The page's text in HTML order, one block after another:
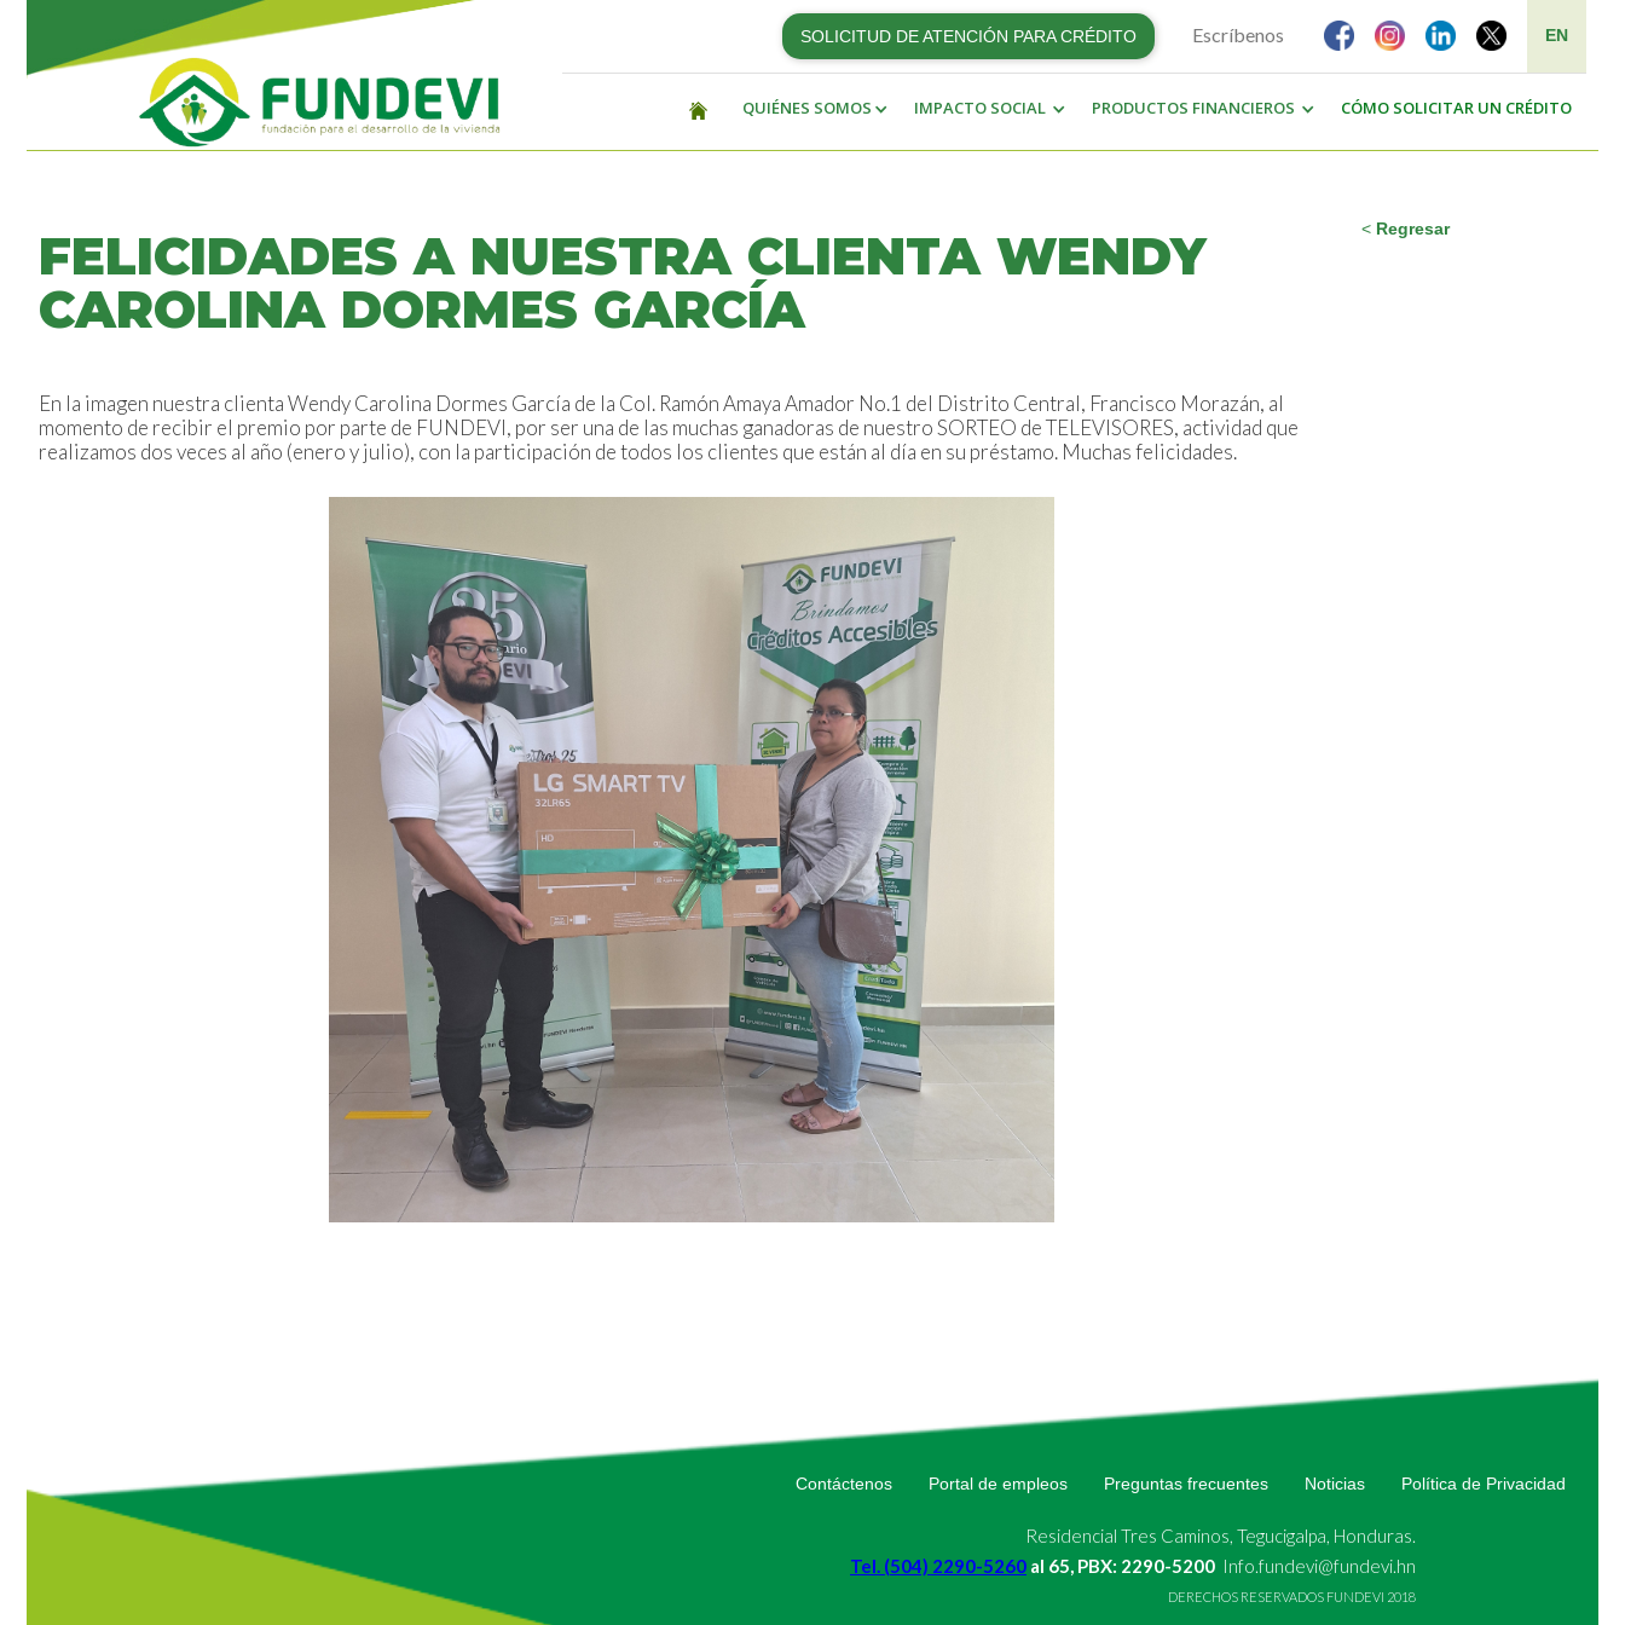
SOLICITUD DE ATENCIÓN PARA CRÉDITO Escríbenos EN
QUIÉNES SOMOS IMPACTO SOCIAL PRODUCTOS FINANCIEROS CÓMO SOLICITAR UN CRÉDITO
< Regresar
FELICIDADES A NUESTRA CLIENTA WENDY
CAROLINA DORMES GARCÍA
En la imagen nuestra clienta Wendy Carolina Dormes García de la Col. Ramón Amaya Amador No.1 del Distrito Central, Francisco Morazán, al
momento de recibir el premio por parte de FUNDEVI, por ser una de las muchas ganadoras de nuestro SORTEO de TELEVISORES, actividad que
realizamos dos veces al año (enero y julio), con la participación de todos los clientes que están al día en su préstamo. Muchas felicidades.
Contáctenos Portal de empleos Preguntas frecuentes Noticias Política de Privacidad
Residencial Tres Caminos, Tegucigalpa, Honduras.
Tel. (504) 2290-5260 al 65, PBX: 2290-5200 Info.fundevi@fundevi.hn
DERECHOS RESERVADOS FUNDEVI 2018